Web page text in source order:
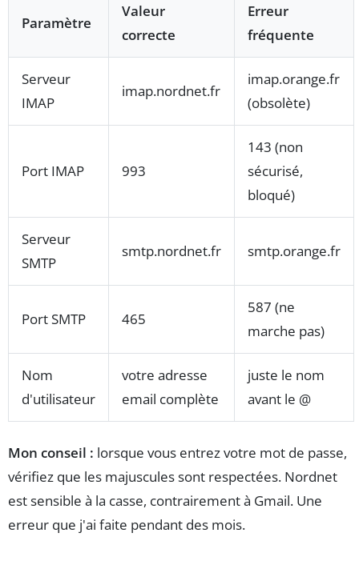
Paramètre
Valeur
correcte
Erreur
fréquente
Serveur
IMAP
imap.nordnet.fr
imap.orange.fr
(obsolète)
Port IMAP 993
143 (non
sécurisé,
bloqué)
Serveur
SMTP
smtp.nordnet.fr smtp.orange.fr
Port SMTP 465
587 (ne
marche pas)
Nom
d'utilisateur
votre adresse
email complète
juste le nom
avant le @
Mon conseil : lorsque vous entrez votre mot de passe,
vérifiez que les majuscules sont respectées. Nordnet
est sensible à la casse, contrairement à Gmail. Une
erreur que j'ai faite pendant des mois.